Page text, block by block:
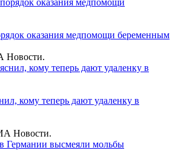
оказания медпомощи беременным
кому теперь дают удаленку в
Новости.